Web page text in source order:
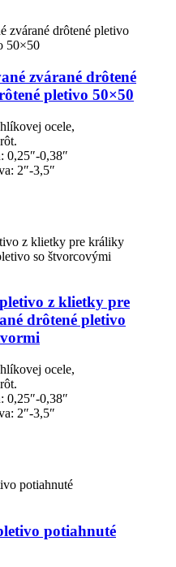
zvárané drôtené
pletivo 50×50
ocele,
0,25″-0,38″
2″-3,5″
z klietky pre
drôtené pletivo
ocele,
0,25″-0,38″
2″-3,5″
potiahnuté